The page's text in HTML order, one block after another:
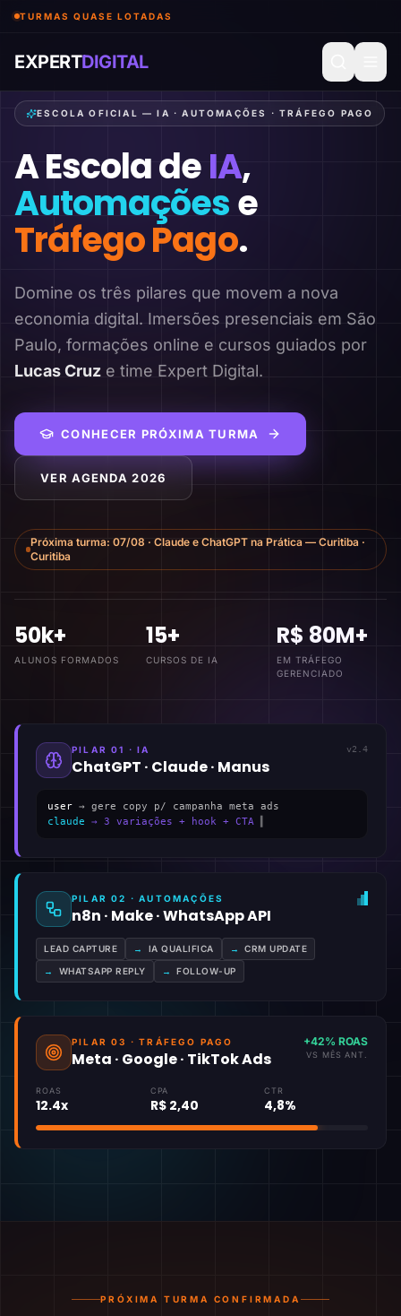
TURMAS QUASE LOTADAS
EXPERTDIGITAL
ESCOLA OFICIAL — IA · AUTOMAÇÕES · TRÁFEGO PAGO
A Escola deIA,
Automaçõese
Tráfego Pago.
Domine os três pilares que movem a nova
economia digital. Imersões presenciais em São
Paulo, formações online e cursos guiados por
Lucas Cruz e time Expert Digital.
CONHECER PRÓXIMA TURMA
VER AGENDA 2026
Próxima turma:07/08 ·Claude e ChatGPT na Prática — Curitiba ·
Curitiba
50k+
ALUNOS FORMADOS
15+
CURSOS DE IA
R$ 80M+
EM TRÁFEGO
GERENCIADO
PILAR 01 · IA
ChatGPT · Claude · Manus
v2.4
user → gere copy p/ campanha meta ads
claude → 3 variações + hook + CTA
PILAR 02 · AUTOMAÇÕES
n8n · Make · WhatsApp API
LEAD CAPTURE → IA QUALIFICA → CRM UPDATE
→ WHATSAPP REPLY → FOLLOW-UP
PILAR 03 · TRÁFEGO PAGO
Meta · Google · TikTok Ads
+42% ROAS
VS MÊS ANT.
ROAS
12.4x
CPA
R$ 2,40
CTR
4,8%
PRÓXIMA TURMA CONFIRMADA